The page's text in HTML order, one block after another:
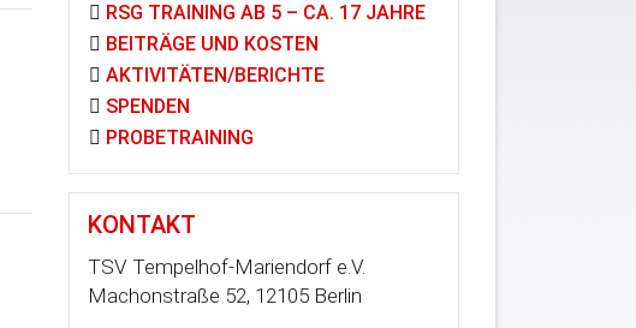
RSG TRAINING AB 5 – CA. 17 JAHRE
BEITRÄGE UND KOSTEN
AKTIVITÄTEN/BERICHTE
SPENDEN
PROBETRAINING
KONTAKT
TSV Tempelhof-Mariendorf e.V.
Machonstraße 52, 12105 Berlin